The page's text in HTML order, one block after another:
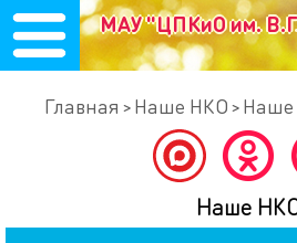
МАУ "ЦПКиО им.
Главная Наше НКО
Наше